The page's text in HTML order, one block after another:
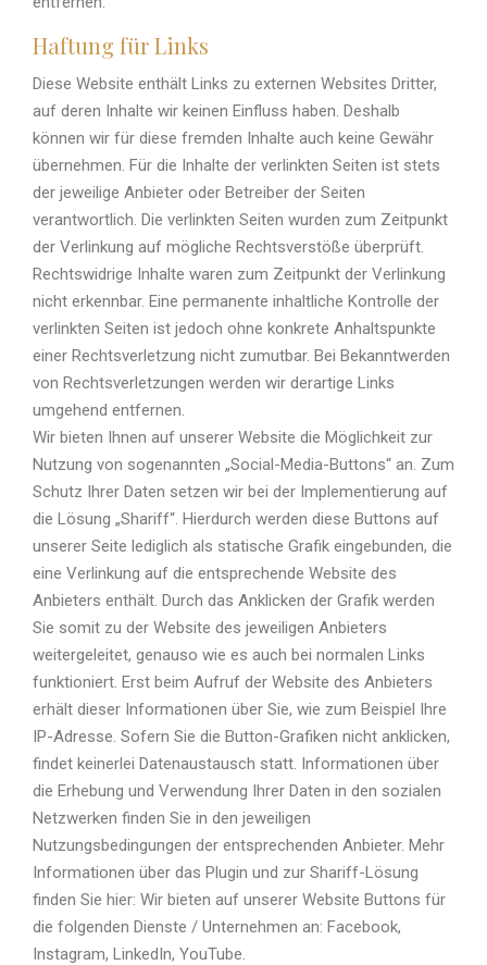
Haftung für Links
Diese Website enthält Links zu externen Websites Dritter,
auf deren Inhalte wir keinen Einfluss haben. Deshalb
können wir für diese fremden Inhalte auch keine Gewähr
übernehmen. Für die Inhalte der verlinkten Seiten ist stets
der jeweilige Anbieter oder Betreiber der Seiten
verantwortlich. Die verlinkten Seiten wurden zum Zeitpunkt
der Verlinkung auf mögliche Rechtsverstöße überprüft.
Rechtswidrige Inhalte waren zum Zeitpunkt der Verlinkung
nicht erkennbar. Eine permanente inhaltliche Kontrolle der
verlinkten Seiten ist jedoch ohne konkrete Anhaltspunkte
einer Rechtsverletzung nicht zumutbar. Bei Bekanntwerden
von Rechtsverletzungen werden wir derartige Links
umgehend entfernen.
Wir bieten Ihnen auf unserer Website die Möglichkeit zur
Nutzung von sogenannten „Social-Media-Buttons“ an. Zum
Schutz Ihrer Daten setzen wir bei der Implementierung auf
die Lösung „Shariff“. Hierdurch werden diese Buttons auf
unserer Seite lediglich als statische Grafik eingebunden, die
eine Verlinkung auf die entsprechende Website des
Anbieters enthält. Durch das Anklicken der Grafik werden
Sie somit zu der Website des jeweiligen Anbieters
weitergeleitet, genauso wie es auch bei normalen Links
funktioniert. Erst beim Aufruf der Website des Anbieters
erhält dieser Informationen über Sie, wie zum Beispiel Ihre
IP-Adresse. Sofern Sie die Button-Grafiken nicht anklicken,
findet keinerlei Datenaustausch statt. Informationen über
die Erhebung und Verwendung Ihrer Daten in den sozialen
Netzwerken finden Sie in den jeweiligen
Nutzungsbedingungen der entsprechenden Anbieter. Mehr
Informationen über das Plugin und zur Shariff-Lösung
finden Sie hier: Wir bieten auf unserer Website Buttons für
die folgenden Dienste / Unternehmen an: Facebook,
Instagram, LinkedIn, YouTube.